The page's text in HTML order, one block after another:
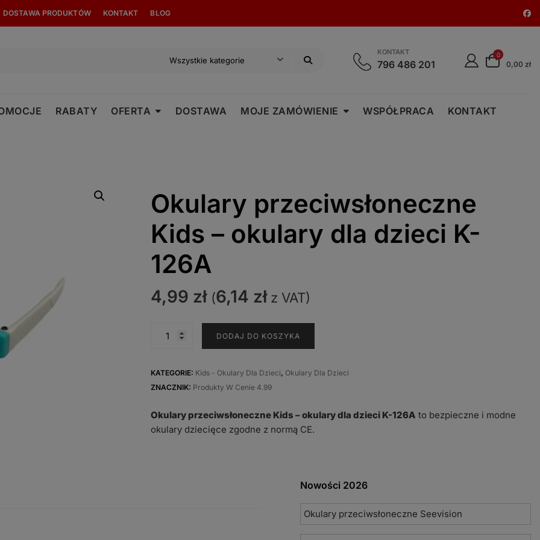
DOSTAWA PRODUKTÓW KONTAKT BLOG
KONTAKT
796 486 201
0
0,00 zł
RABATY OFERTA DOSTAWA MOJE ZAMÓWIENIE WSPÓŁPRACA KONTAKT
Okulary przeciwsłoneczne
Kids – okulary dla dzieci K-
126A
4,99 zł (6,14 złz VAT)
Kids
-
dla
dzieci
DODAJ DO KOSZYKA
KATEGORIE: Kids - Okulary Dla Dzieci, Okulary Dla Dzieci
ZNACZNIK: Produkty W Cenie 4.99
Okulary przeciwsłoneczne Kids – okulary dla dzieci K-126A to bezpieczne i modne
okulary dziecięce zgodne z normą CE.
Nowości 2026
Okulary przeciwsłoneczne Seevision